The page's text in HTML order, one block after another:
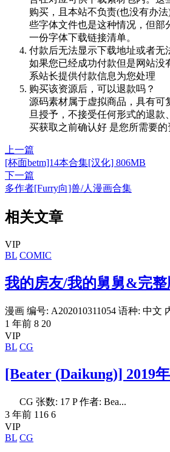
购买，且本站不负责(也没有办
些字体文件也是这种情况，但部
一份字体下载链接清单。
付款后无法显示下载地址或者无
如果您已经成功付款但是网站没
系站长提供付款信息为您处理
购买该资源后，可以退款吗？
源码素材属于虚拟商品，具有可
旦授予，不接受任何形式的退款
买获取之前确认好 是您所需要的
上一篇
[杯面betm]14本合集[汉化] 806MB
下一篇
多作者[Furry向]兽/人漫画合集
相关文章
VIP
BL COMIC
我的房友/我的舅舅&完整
漫画 编号: A202010311054 语种: 中文
1 年前 8 20
VIP
BL CG
[Beater (Daikung)] 2019年
CG 张数: 17 P 作者: Bea...
3 年前 116 6
VIP
BL CG